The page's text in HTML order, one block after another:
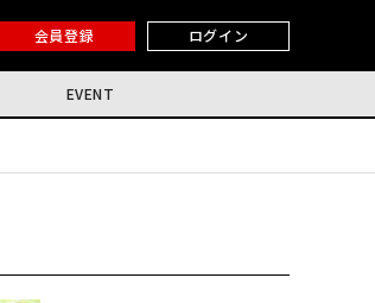
会員登録 ログイン
EVENT